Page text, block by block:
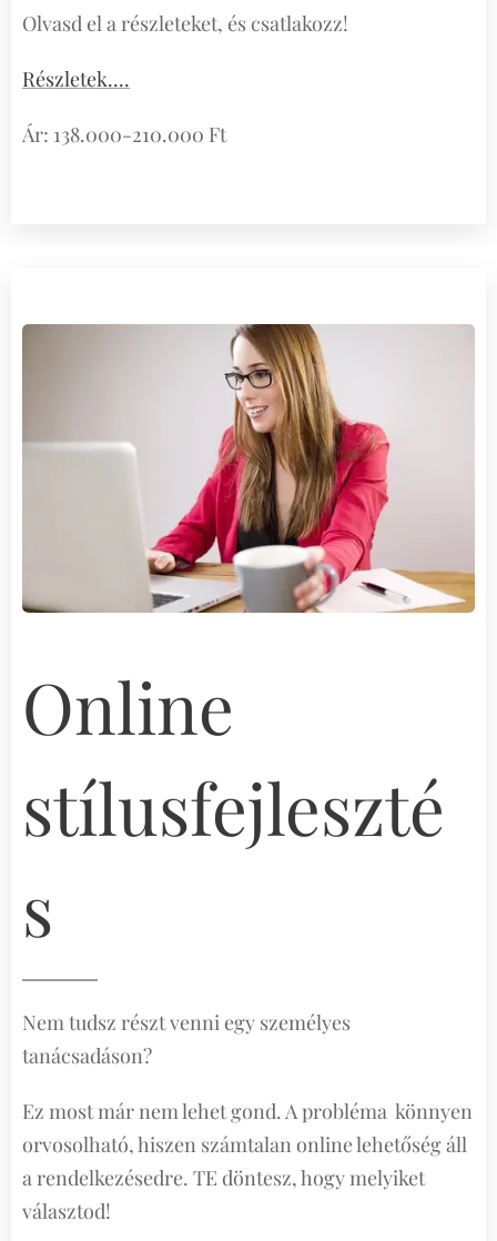
Olvasd el a részleteket, és csatlakozz!
Részletek....
Ár: 138.000-210.000 Ft
Online
stílusfejleszté
s
Nem tudsz részt venni egy személyes
tanácsadáson?
Ez most már nem lehet gond. A probléma könnyen
orvosolható, hiszen számtalan online lehetőség áll
a rendelkezésedre. TE döntesz, hogy melyiket
választod!